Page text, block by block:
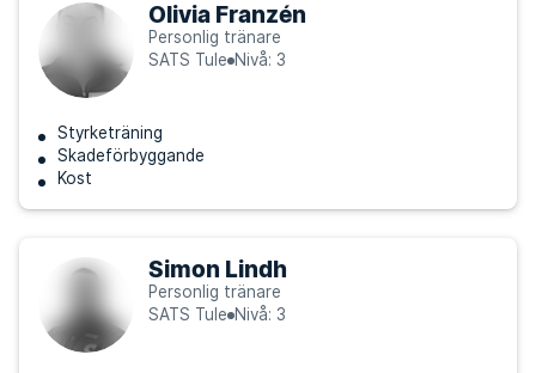
Olivia Franzén
Personlig tränare
SATS Tule Nivå: 3
Styrketräning
Skadeförbyggande
Kost
Simon Lindh
Personlig tränare
SATS Tule Nivå: 3